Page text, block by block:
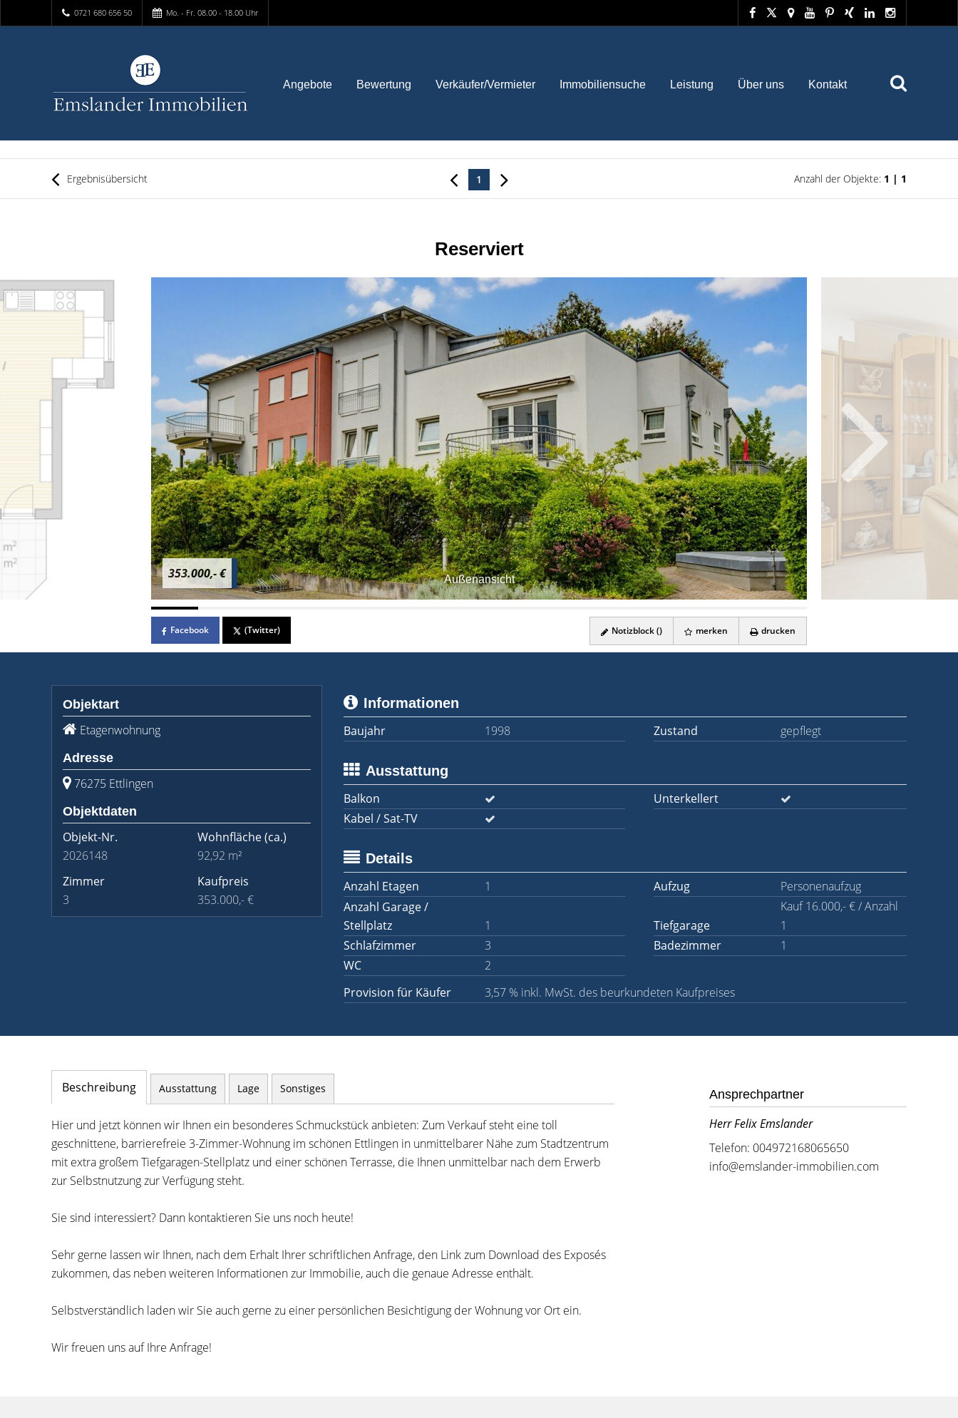
0721 680 656 50 Mo. - Fr. 08.00 - 18.00 Uhr
Angebote Bewertung Verkäufer/Vermieter Immobiliensuche Leistung Über uns Kontakt
Ergebnisübersicht 1 Anzahl der Objekte: 1 | 1
Reserviert
Außenansicht
353.000,- €
Facebook (Twitter) Notizblock () merken drucken
Objektart
Etagenwohnung
Adresse
76275 Ettlingen
Objektdaten
Objekt-Nr.
2026148
Wohnfläche(ca.)
92,92 m²
Zimmer
3
Kaufpreis
353.000,- €
Informationen
Baujahr
1998 Zustand gepflegt
Ausstattung
Balkon
Unterkellert
Kabel / Sat-TV
Details
Anzahl Etagen
1 Aufzug
Personenaufzug
Anzahl Garage /
Stellplatz
1 Tiefgarage
Kauf 16.000,- € / Anzahl
1
Schlafzimmer
3 Badezimmer
1
WC
2
Provision für Käufer
3,57 % inkl. MwSt. des beurkundeten Kaufpreises
Beschreibung Ausstattung Lage Sonstiges
Hier und jetzt können wir Ihnen ein besonderes Schmuckstück anbieten: Zum Verkauf steht eine toll
geschnittene, barrierefreie 3-Zimmer-Wohnung im schönen Ettlingen in unmittelbarer Nähe zum Stadtzentrum
mit extra großem Tiefgaragen-Stellplatz und einer schönen Terrasse, die Ihnen unmittelbar nach dem Erwerb
zur Selbstnutzung zur Verfügung steht.
Sie sind interessiert? Dann kontaktieren Sie uns noch heute!
Sehr gerne lassen wir Ihnen, nach dem Erhalt Ihrer schriftlichen Anfrage, den Link zum Download des Exposés
zukommen, das neben weiteren Informationen zur Immobilie, auch die genaue Adresse enthält.
Selbstverständlich laden wir Sie auch gerne zu einer persönlichen Besichtigung der Wohnung vor Ort ein.
Wir freuen uns auf Ihre Anfrage!
Ansprechpartner
Herr Felix Emslander
Telefon: 004972168065650
info@emslander-immobilien.com